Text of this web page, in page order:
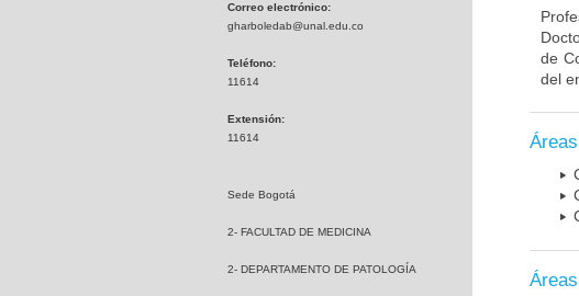
Correo electrónico:
gharboledab@unal.edu.co
Teléfono:
11614
Extensión:
11614
Sede Bogotá
2- FACULTAD DE MEDICINA
2- DEPARTAMENTO DE PATOLOGÍA
de
del